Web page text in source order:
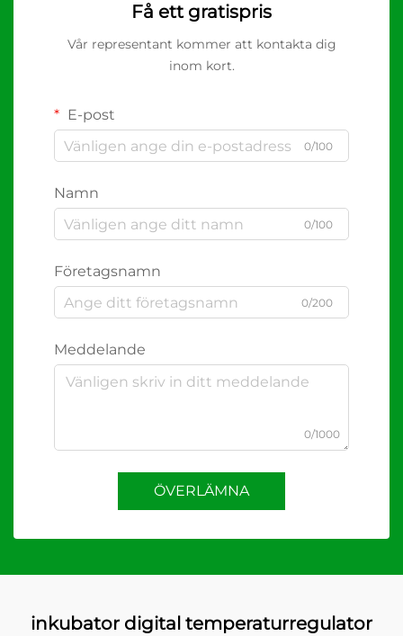
Få ett gratispris
Vår representant kommer att kontakta dig
inom kort.
E-post
0/100
Namn
0/100
Företagsnamn
0/200
Meddelande
0/1000
ÖVERLÄMNA
inkubator digital temperaturregulator